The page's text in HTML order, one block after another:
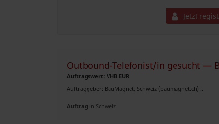
Jetzt
Outbound-Telefonist/in gesucht —
Auftragswert: VHB EUR
Auftraggeber: BauMagnet, Schweiz (baumagnet.ch) ..
Auftrag in Schweiz